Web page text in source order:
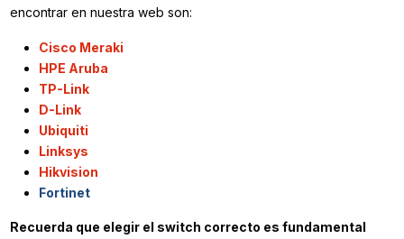
encontrar en nuestra web son:
Cisco Meraki
HPE Aruba
TP-Link
D-Link
Ubiquiti
Linksys
Hikvision
Fortinet
Recuerda que elegir el switch correcto es fundamental